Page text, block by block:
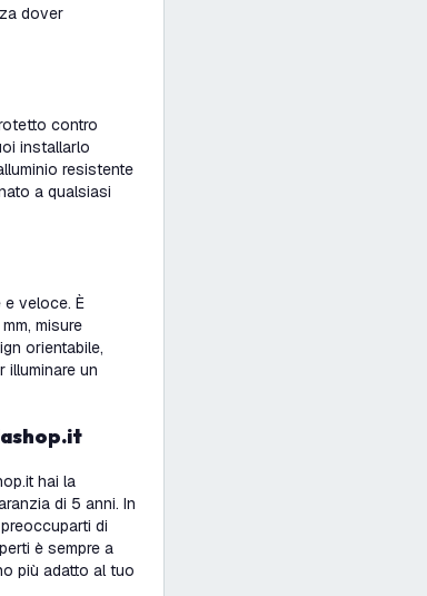
dover
contro
installarlo
resistente
a qualsiasi
veloce. È
misure
orientabile,
illuminare un
hai la
di 5 anni. In
di
è sempre a
più adatto al tuo